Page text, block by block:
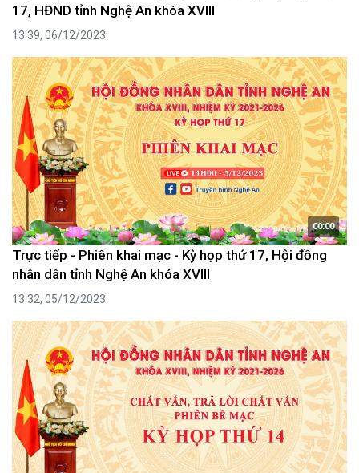
17, HĐND tỉnh Nghệ An khóa XVIII
13:39, 06/12/2023
00:00
Trực tiếp - Phiên khai mạc - Kỳ họp thứ 17, Hội đồng
nhân dân tỉnh Nghệ An khóa XVIII
13:32, 05/12/2023